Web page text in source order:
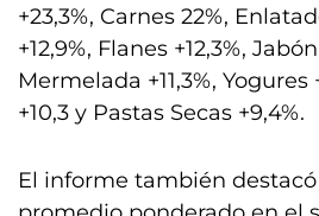
+23,3%, Carnes 22%,
+12,9%, Flanes +12,3%,
Mermelada +11,3%, Yogures
+10,3 y Pastas Secas +9,4%.
El informe también